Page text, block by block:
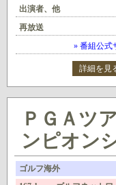
出演者、他
再放送
» 番組公式
詳細を見
ＰＧＡツ
ンピオン
ゴルフ海外